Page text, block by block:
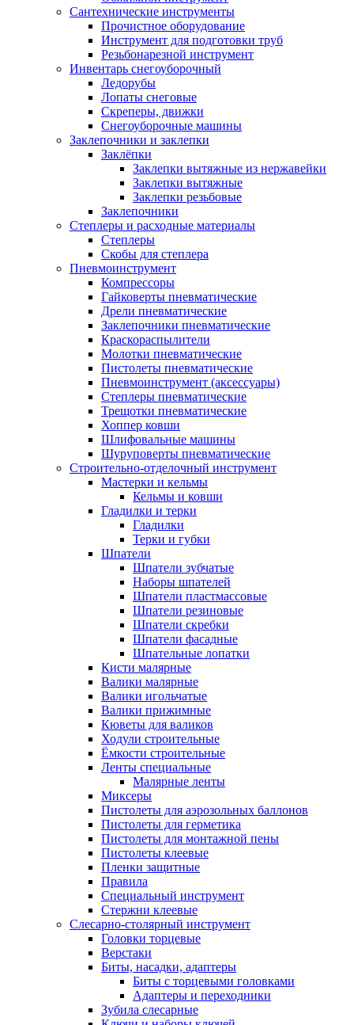
Сантехнические инструменты
Прочистное оборудование
Инструмент для подготовки труб
Резьбонарезной инструмент
Инвентарь снегоуборочный
Ледорубы
Лопаты снеговые
Скреперы, движки
Снегоуборочные машины
Заклепочники и заклепки
Заклёпки
Заклепки вытяжные из нержавейки
Заклепки вытяжные
Заклепки резьбовые
Заклепочники
Степлеры и расходные материалы
Степлеры
Скобы для степлера
Пневмоинструмент
Компрессоры
Гайковерты пневматические
Дрели пневматические
Заклепочники пневматические
Краскораспылители
Молотки пневматические
Пистолеты пневматические
Пневмоинструмент (аксессуары)
Степлеры пневматические
Трещотки пневматические
Хоппер ковши
Шлифовальные машины
Шуруповерты пневматические
Строительно-отделочный инструмент
Мастерки и кельмы
Кельмы и ковши
Гладилки и терки
Гладилки
Терки и губки
Шпатели
Шпатели зубчатые
Наборы шпателей
Шпатели пластмассовые
Шпатели резиновые
Шпатели скребки
Шпатели фасадные
Шпательные лопатки
Кисти малярные
Валики малярные
Валики игольчатые
Валики прижимные
Кюветы для валиков
Ходули строительные
Ёмкости строительные
Ленты специальные
Малярные ленты
Миксеры
Пистолеты для аэрозольных баллонов
Пистолеты для герметика
Пистолеты для монтажной пены
Пистолеты клеевые
Пленки защитные
Правила
Специальный инструмент
Стержни клеевые
Слесарно-столярный инструмент
Головки торцевые
Верстаки
Биты, насадки, адаптеры
Биты с торцевыми головками
Адаптеры и переходники
Зубила слесарные